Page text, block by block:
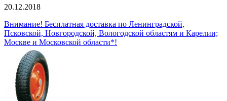
20.12.2018
Внимание! Бесплатная доставка по Ленинградской,
Псковской, Новгородской, Вологодской областям и Карелии;
Москве и Московской области*!